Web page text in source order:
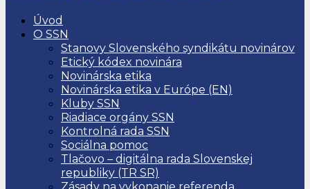
Úvod
O SSN
Stanovy Slovenského syndikátu novinárov
Etický kódex novinára
Novinárska etika
Novinárska etika v Európe (EN)
Kluby SSN
Riadiace orgány SSN
Kontrolná rada SSN
Sociálna pomoc
Tlačovo – digitálna rada Slovenskej
republiky (TR SR)